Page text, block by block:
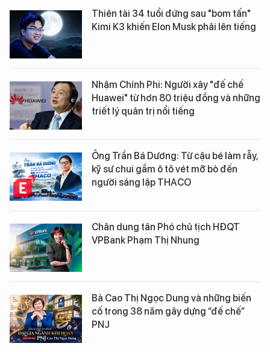
Thiên tài 34 tuổi đứng sau "bom tấn"
Kimi K3 khiến Elon Musk phải lên tiếng
Nhậm Chính Phi: Người xây "đế chế
Huawei" từ hơn 80 triệu đồng và những
triết lý quản trị nổi tiếng
Ông Trần Bá Dương: Từ cậu bé làm rẫy,
kỹ sư chui gầm ô tô vét mỡ bò đến
người sáng lập THACO
Chân dung tân Phó chủ tịch HĐQT
VPBank Phạm Thị Nhung
Bà Cao Thị Ngọc Dung và những biến
cố trong 38 năm gây dựng “đế chế”
PNJ